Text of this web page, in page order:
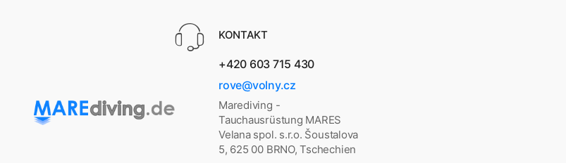
KONTAKT
+420 603 715 430
rove@volny.cz
Marediving -
Tauchausrüstung MARES
Velana spol. s.r.o. Šoustalova
5, 625 00 BRNO, Tschechien